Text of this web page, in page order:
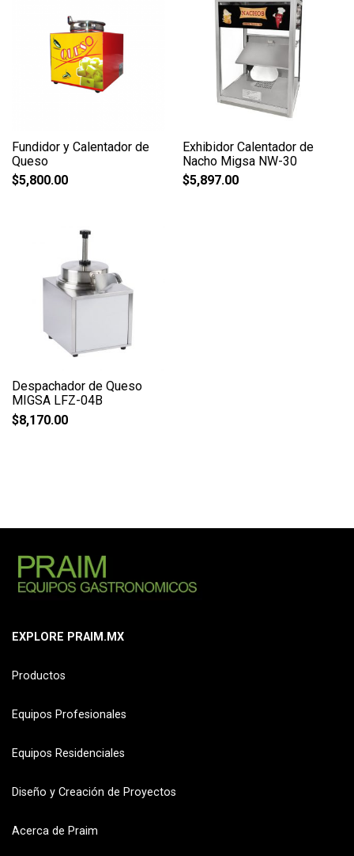
Fundidor y Calentador de
Queso
$5,800.00
Exhibidor Calentador de
Nacho Migsa NW-30
$5,897.00
Despachador de Queso
MIGSA LFZ-04B
$8,170.00
EXPLORE PRAIM.MX
Productos
Equipos Profesionales
Equipos Residenciales
Diseño y Creación de Proyectos
Acerca de Praim